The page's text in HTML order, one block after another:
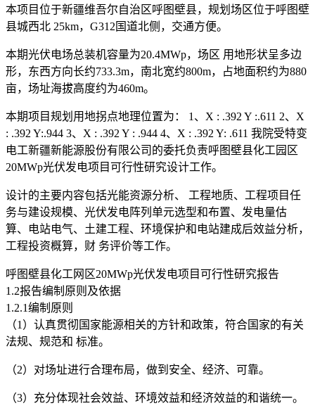
本项目位于新疆维吾尔自治区呼图壁县，规划场区位于呼图壁
县城西北 25km，G312国道北侧，交通方便。
本期光伏电场总装机容量为20.4MWp，场区 用地形状呈多边
形，东西方向长约733.3m，南北宽约800m，占地面积约为880
亩，场址海拔高度约为460m。
本期项目规划用地拐点地理位置为： 1、X : .392 Y :.611 2、X
: .392 Y:.944 3、X : .392 Y : .944 4、X : .392 Y: .611 我院受特变
电工新疆新能源股份有限公司的委托负责呼图壁县化工园区
20MWp光伏发电项目可行性研究设计工作。
设计的主要内容包括光能资源分析、 工程地质、工程项目任
务与建设规模、光伏发电阵列单元选型和布置、发电量估
算、电站电气、土建工程、环境保护和电站建成后效益分析，
工程投资概算，财 务评价等工作。
呼图壁县化工网区20MWp光伏发电项目可行性研究报告
1.2报告编制原则及依据
1.2.1编制原则
（1）认真贯彻国家能源相关的方针和政策，符合国家的有关
法规、规范和 标准。
（2）对场址进行合理布局，做到安全、经济、可靠。
（3）充分体现社会效益、环境效益和经济效益的和谐统一。